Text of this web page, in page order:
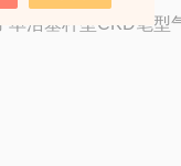
单活塞杆型CKD笔型